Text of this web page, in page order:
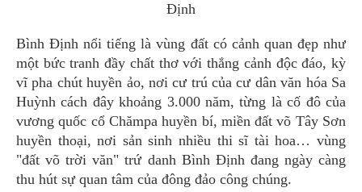
Định
Bình Định nổi tiếng là vùng đất có cảnh quan đẹp như
một bức tranh đầy chất thơ với thắng cảnh độc đáo, kỳ
vĩ pha chút huyền ảo, nơi cư trú của cư dân văn hóa Sa
Huỳnh cách đây khoảng 3.000 năm, từng là cố đô của
vương quốc cổ Chămpa huyền bí, miền đất võ Tây Sơn
huyền thoại, nơi sản sinh nhiều thi sĩ tài hoa… vùng
"đất võ trời văn" trứ danh Bình Định đang ngày càng
thu hút sự quan tâm của đông đảo công chúng.